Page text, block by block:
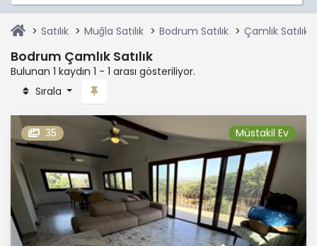
Satılık Muğla Satılık Bodrum Satılık Çamlık Satılık
Bodrum Çamlık Satılık
Bulunan 1 kaydın 1 - 1 arası gösteriliyor.
Sırala
35 Müstakil Ev